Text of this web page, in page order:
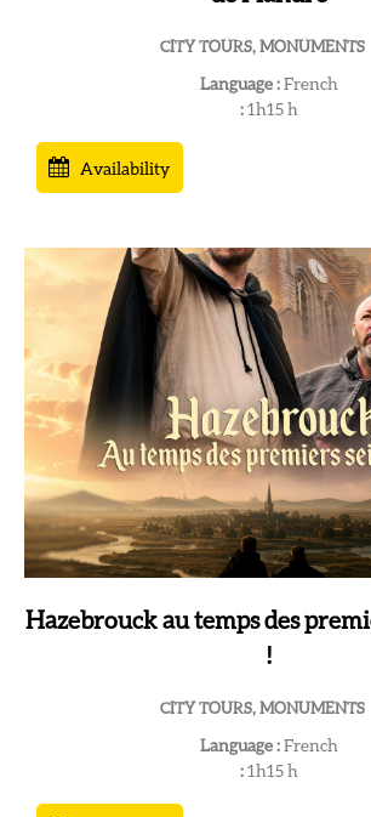
CITY TOURS, MONUMENTS
Language : French
: 1h15 h
Availability
Hazebrouck au temps des
!
CITY TOURS, MONUMENTS
Language : French
: 1h15 h